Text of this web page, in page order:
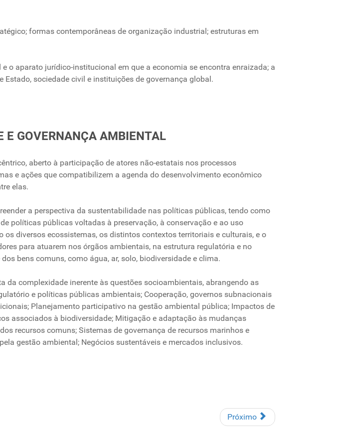
formas contemporâneas de organização industrial; estruturas em
o aparato jurídico-institucional em que a economia se encontra enraizada; a
sociedade civil e instituições de governança global.
GOVERNANÇA AMBIENTAL
aberto à participação de atores não-estatais nos processos
e ações que compatibilizem a agenda do desenvolvimento econômico
elas.
a perspectiva da sustentabilidade nas políticas públicas, tendo como
políticas públicas voltadas à preservação, à conservação e ao uso
diversos ecossistemas, os distintos contextos territoriais e culturais, e o
para atuarem nos órgãos ambientais, na estrutura regulatória e no
bens comuns, como água, ar, solo, biodiversidade e clima.
complexidade inerente às questões socioambientais, abrangendo as
e políticas públicas ambientais; Cooperação, governos subnacionais
Planejamento participativo na gestão ambiental pública; Impactos de
associados à biodiversidade; Mitigação e adaptação às mudanças
recursos comuns; Sistemas de governança de recursos marinhos e
gestão ambiental; Negócios sustentáveis e mercados inclusivos.
Próximo